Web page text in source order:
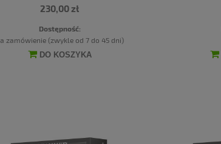
230,00 zł
Dostępność:
zamówienie (zwykle od 7 do 45 dni)
DO KOSZYKA